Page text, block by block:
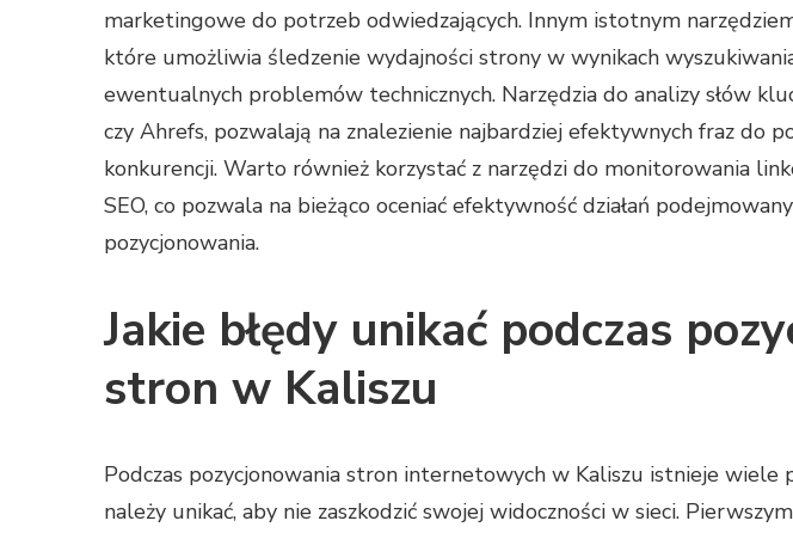
marketingowe do potrzeb odwiedzających. Innym istotnym
które umożliwia śledzenie wydajności strony w wynikach
ewentualnych problemów technicznych. Narzędzia do analizy słów
czy Ahrefs, pozwalają na znalezienie najbardziej efektywnych fraz do
konkurencji. Warto również korzystać z narzędzi do monitorowania
SEO, co pozwala na bieżąco oceniać efektywność działań
pozycjonowania.
Jakie błędy unikać podczas
stron w Kaliszu
Podczas pozycjonowania stron internetowych w Kaliszu istnieje wiele
należy unikać, aby nie zaszkodzić swojej widoczności w sieci.